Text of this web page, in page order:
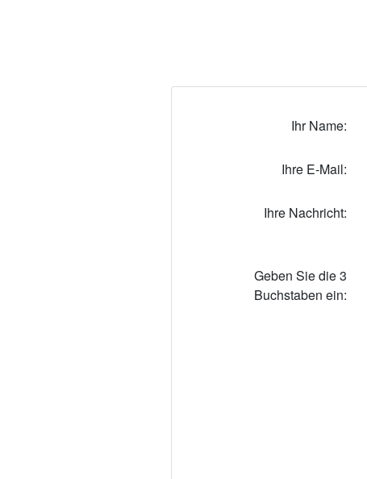
Ihr Name:
Ihre E-Mail:
Ihre Nachricht:
Geben Sie die 3
Buchstaben ein: